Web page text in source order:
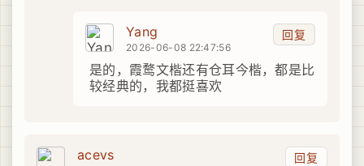
回复
Yang
2026-06-08 22:47:56
是的，霞鹜文楷还有仓耳今楷，都是比
较经典的，我都挺喜欢
回复
acevs